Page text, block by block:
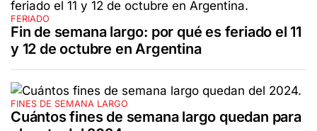
FERIADO
Fin de semana largo: por qué es feriado el 11
y 12 de octubre en Argentina
FINES DE SEMANA LARGO
Cuántos fines de semana largo quedan para